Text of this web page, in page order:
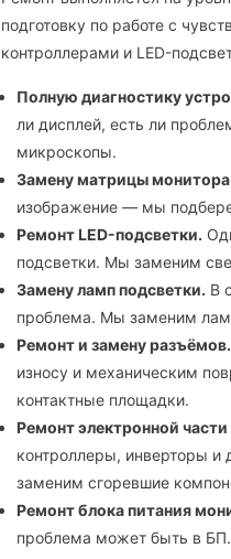
подготовку по работе с
контроллерами и LED-
Полную диагностику
ли дисплей, есть ли
микроскопы.
Замену матрицы монитора
изображение — мы
Ремонт LED-подсветки.
подсветки. Мы заменим
Замену ламп подсветки. В
проблема. Мы заменим
Ремонт и замену разъёмов.
износу и механическим
контактные площадки.
Ремонт электронной
контроллеры, инверторы и
заменим сгоревшие
Ремонт блока питания
проблема может быть в